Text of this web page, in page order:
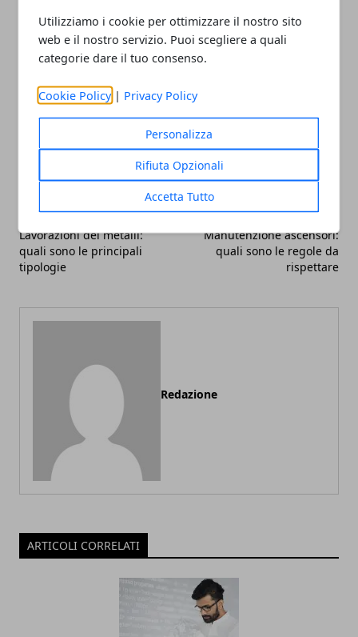
Utilizziamo i cookie per ottimizzare il nostro sito
web e il nostro servizio. Puoi scegliere a quali
categorie dare il tuo consenso.
Cookie Policy | Privacy Policy
Personalizza
Rifiuta Opzionali
Accetta Tutto
riaffilature degli strumenti da taglio.
Whatsapp
Articolo Precedente
Lavorazioni dei metalli:
quali sono le principali
tipologie
Articolo Successivo
Manutenzione ascensori:
quali sono le regole da
rispettare
Redazione
ARTICOLI CORRELATI